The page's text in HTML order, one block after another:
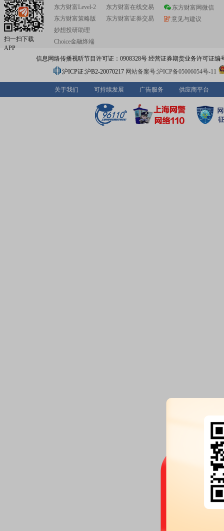
扫一扫下载
APP
东方财富Level-2
东方财富策略版
妙想投研助理
Choice金融终端
东方财富在线交易
东方财富证券交易
东方财富网微信
意见与建议
信息网络传播视听节目许可证：0908328号 经营证券期货业务许可证编
沪ICP证:沪B2-20070217 网站备案号:沪ICP备05006054号-11
关于我们 可持续发展 广告服务 供应商平台